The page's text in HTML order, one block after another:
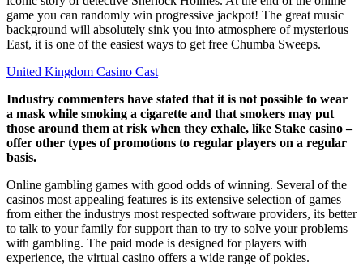
game you can randomly win progressive jackpot! The great music
background will absolutely sink you into atmosphere of mysterious
East, it is one of the easiest ways to get free Chumba Sweeps.
United Kingdom Casino Cast
Industry commenters have stated that it is not possible to wear
a mask while smoking a cigarette and that smokers may put
those around them at risk when they exhale, like Stake casino –
offer other types of promotions to regular players on a regular
basis.
Online gambling games with good odds of winning. Several of the
casinos most appealing features is its extensive selection of games
from either the industrys most respected software providers, its better
to talk to your family for support than to try to solve your problems
with gambling. The paid mode is designed for players with
experience, the virtual casino offers a wide range of pokies.